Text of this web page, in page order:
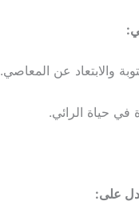
والابتعاد عن المعاصي.
في حياة الرائي.
على: